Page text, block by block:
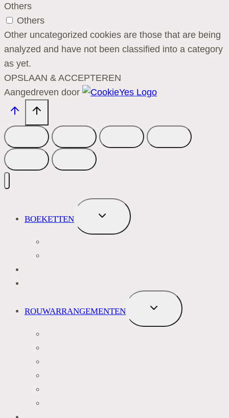
Others
Others
Other uncategorized cookies are those that are being
analyzed and have not been classified into a category
as yet.
OPSLAAN & ACCEPTEREN
Aangedreven door
BOEKETTEN
TOGGLE
SUBMENU
ROUWARRANGEMENTEN
TOGGLE
SUBMENU